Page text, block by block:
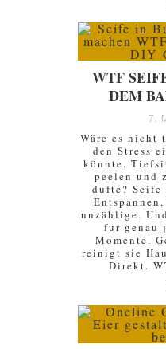
WTF SEIFE
EM
7.
Wäre es nicht
den Stress
könnte.
peelen und
dufte? Seife
unzählige.
für genau
Momente.
reinigt sie
Direkt.